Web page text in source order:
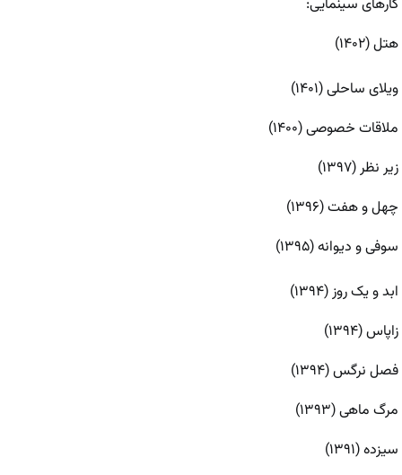
کار‌های سینمایی:
هتل (۱۴۰۲)
ویلای ساحلی (۱۴۰۱)
ملاقات خصوصی (۱۴۰۰)
زیر نظر (۱۳۹۷)
چهل و هفت (۱۳۹۶)
سوفی و دیوانه (۱۳۹۵)
ابد و یک روز (۱۳۹۴)
زاپاس (۱۳۹۴)
فصل نرگس (۱۳۹۴)
مرگ ماهی (۱۳۹۳)
سیزده (۱۳۹۱)